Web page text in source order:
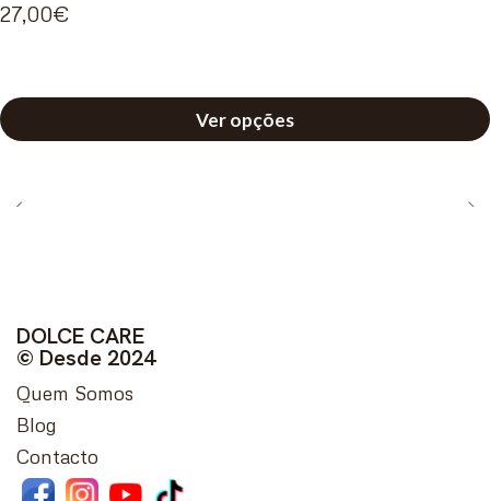
27,00€
Ver opções
DOLCE CARE
© Desde 2024
Quem Somos
Blog
Contacto